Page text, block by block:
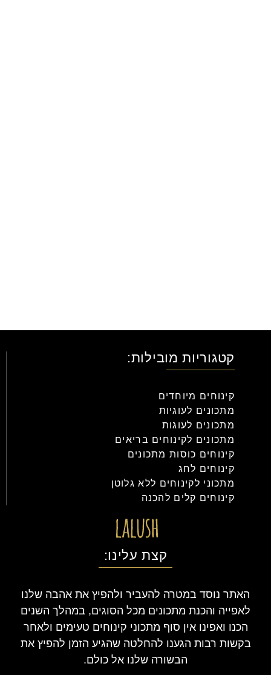
קטגוריות מובילות:
קינוחים מיוחדים
מתכונים לעוגיות
מתכונים לעוגות
מתכונים לקינוחים בריאים
קינוחים כוסות מתכונים
קינוחים לחג
מתכוני לקינוחים ללא גלוטן
קינוחים קלים להכנה
קצת עלינו:
האתר נוסד במטרה להעביר ולהפיץ את אהבה שלנו
לאפייה והכנת מתכונים מכל הסוגים, במהלך השנים
הכנו ואפינו אין סוף מתכוני קינוחים טעימים ולאחר
בקשות רבות הגענו להחלטה שהגיע הזמן להפיץ את
הבשורה שלנו אל כולם.